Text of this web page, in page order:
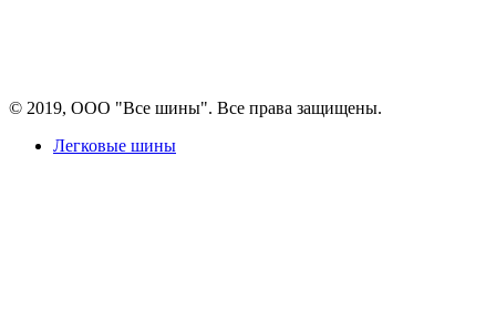
© 2019, ООО "Все шины". Все права защищены.
Легковые шины